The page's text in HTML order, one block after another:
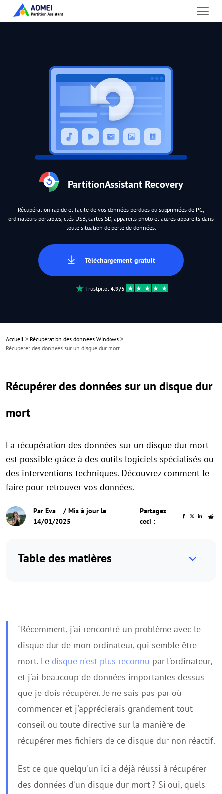
PartitionAssistant Recovery
Récupération rapide et facile de vos données perdues ou supprimées de PC,
ordinateurs portables, clés USB, cartes SD, appareils photo et autres appareils dans
toute situation de perte de données.
Téléchargement gratuit
Trustpilot 4.9/5
Accueil > Récupération des données Windows >
Récupérer des données sur un disque dur mort
Récupérer des données sur un disque dur
mort
La récupération des données sur un disque dur mort
est possible grâce à des outils logiciels spécialisés ou
des interventions techniques. Découvrez comment le
faire pour retrouver vos données.
Par Eva
/ Mis à jour le
14/01/2025
Partagez
ceci :
Table des matières
"Récemment, j'ai rencontré un problème avec le
disque dur de mon ordinateur, qui semble être
mort. Le disque n'est plus reconnu par l'ordinateur,
et j'ai beaucoup de données importantes dessus
que je dois récupérer. Je ne sais pas par où
commencer et j'apprécierais grandement tout
conseil ou toute directive sur la manière de
récupérer mes fichiers de ce disque dur non réactif.
Est-ce que quelqu'un ici a déjà réussi à récupérer
des données d'un disque dur mort ? Si oui, quels